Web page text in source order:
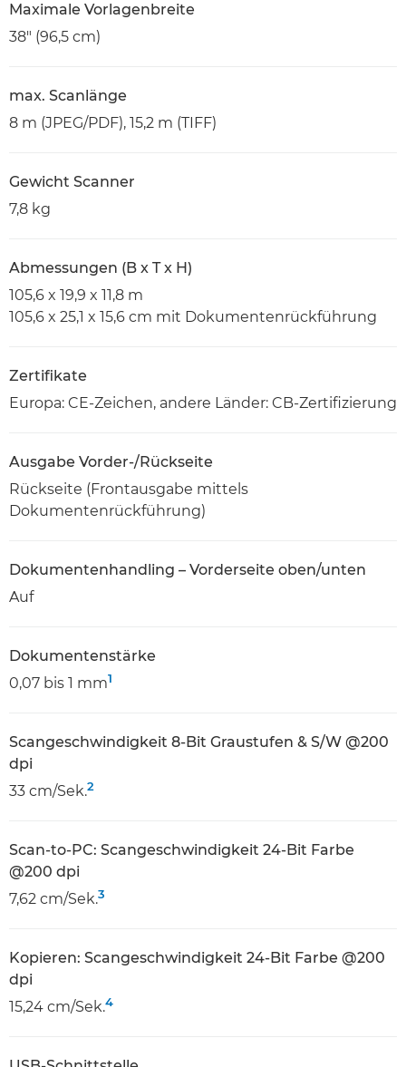
Maximale Vorlagenbreite
38" (96,5 cm)
max. Scanlänge
8 m (JPEG/PDF), 15,2 m (TIFF)
Gewicht Scanner
7,8 kg
Abmessungen (B x T x H)
105,6 x 19,9 x 11,8 m
105,6 x 25,1 x 15,6 cm mit Dokumentenrückführung
Zertifikate
Europa: CE-Zeichen, andere Länder: CB-Zertifizierung
Ausgabe Vorder-/Rückseite
Rückseite (Frontausgabe mittels
Dokumentenrückführung)
Dokumentenhandling – Vorderseite oben/unten
Auf
Dokumentenstärke
0,07 bis 1 mm1
Scangeschwindigkeit 8-Bit Graustufen & S/W @200
dpi
33 cm/Sek.2
Scan-to-PC: Scangeschwindigkeit 24-Bit Farbe
@200 dpi
7,62 cm/Sek.3
Kopieren: Scangeschwindigkeit 24-Bit Farbe @200
dpi
15,24 cm/Sek.4